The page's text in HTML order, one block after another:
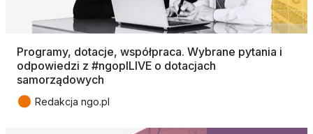
Programy, dotacje, współpraca. Wybrane pytania i
odpowiedzi z #ngoplLIVE o dotacjach
samorządowych
● Redakcja ngo.pl